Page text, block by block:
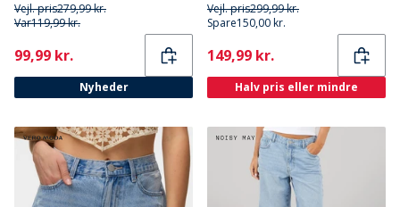
Vejl. pris279,99 kr.
Var119,99 kr.
Current
99,99 kr.
Nyheder
Vejl. pris299,99 kr.
Spare150,00 kr.
Current
149,99 kr.
Halv pris eller mindre